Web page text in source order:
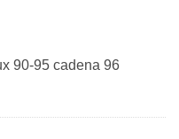
90-95 cadena 96